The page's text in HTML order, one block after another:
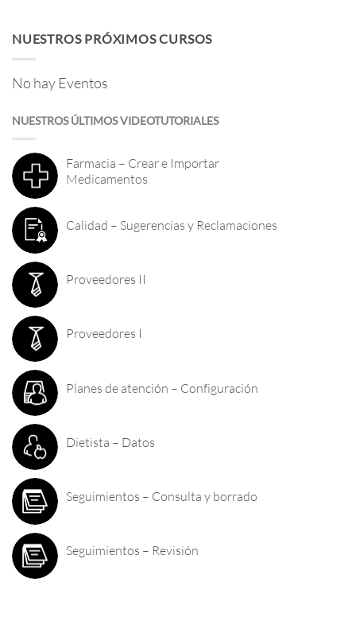
NUESTROS PRÓXIMOS CURSOS
No hay Eventos
NUESTROS ÚLTIMOS VIDEOTUTORIALES
Farmacia – Crear e Importar
Medicamentos
Calidad – Sugerencias y Reclamaciones
Proveedores II
Proveedores I
Planes de atención – Configuración
Dietista – Datos
Seguimientos – Consulta y borrado
Seguimientos – Revisión